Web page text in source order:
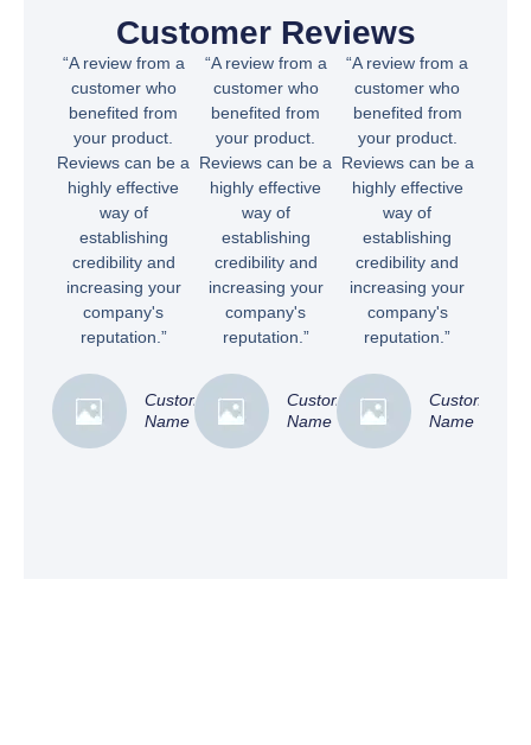
Customer Reviews
“A review from a
customer who
benefited from
your product.
Reviews can be a
highly effective
way of
establishing
credibility and
increasing your
company's
reputation.”
Customer
Name
“A review from a
customer who
benefited from
your product.
Reviews can be a
highly effective
way of
establishing
credibility and
increasing your
company's
reputation.”
Customer
Name
“A review from a
customer who
benefited from
your product.
Reviews can be a
highly effective
way of
establishing
credibility and
increasing your
company's
reputation.”
Customer
Name